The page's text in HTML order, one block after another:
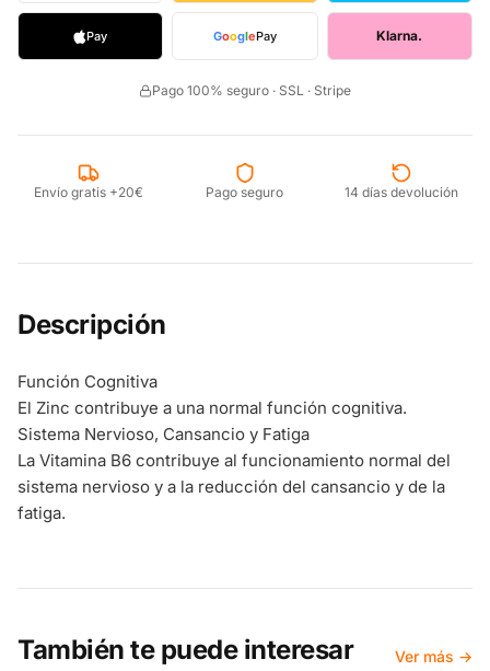
Pay GooglePay Klarna.
Pago 100% seguro · SSL · Stripe
Envío gratis +20€ Pago seguro 14 días devolución
Descripción
Función Cognitiva
El Zinc contribuye a una normal función cognitiva.
Sistema Nervioso, Cansancio y Fatiga
La Vitamina B6 contribuye al funcionamiento normal del
sistema nervioso y a la reducción del cansancio y de la
fatiga.
También te puede interesar Ver más →